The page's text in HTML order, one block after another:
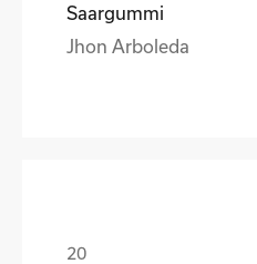
Saargummi
Jhon Arboleda